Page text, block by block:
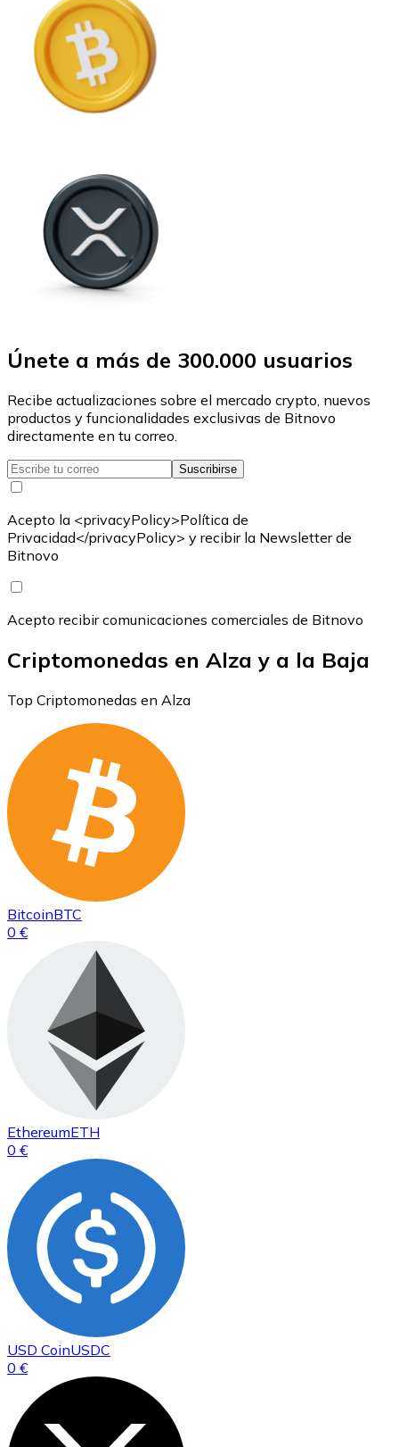
Únete a más de 300.000 usuarios
Recibe actualizaciones sobre el mercado crypto, nuevos
productos y funcionalidades exclusivas de Bitnovo
directamente en tu correo.
Suscribirse
Acepto la <privacyPolicy>Política de
Privacidad</privacyPolicy> y recibir la Newsletter de
Bitnovo
Acepto recibir comunicaciones comerciales de Bitnovo
Criptomonedas en Alza y a la Baja
Top Criptomonedas en Alza
BitcoinBTC
0 €
EthereumETH
0 €
USD CoinUSDC
0 €